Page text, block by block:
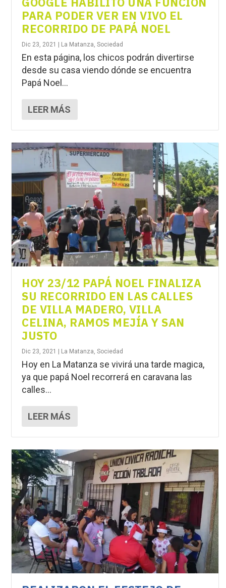
PARA PODER VER EN VIVO EL
RECORRIDO DE PAPÁ NOEL
Dic 23, 2021 | La Matanza ,Sociedad
En esta página, los chicos podrán divertirse
desde su casa viendo dónde se encuentra
Papá Noel...
LEER MÁS
HOY 23/12 PAPÁ NOEL FINALIZA
SU RECORRIDO EN LAS CALLES
DE VILLA MADERO, VILLA
CELINA, RAMOS MEJÍA Y SAN
JUSTO
Dic 23, 2021 | La Matanza,Sociedad
Hoy en La Matanza se vivirá una tarde magica,
ya que papá Noel recorrerá en caravana las
calles...
LEER MÁS